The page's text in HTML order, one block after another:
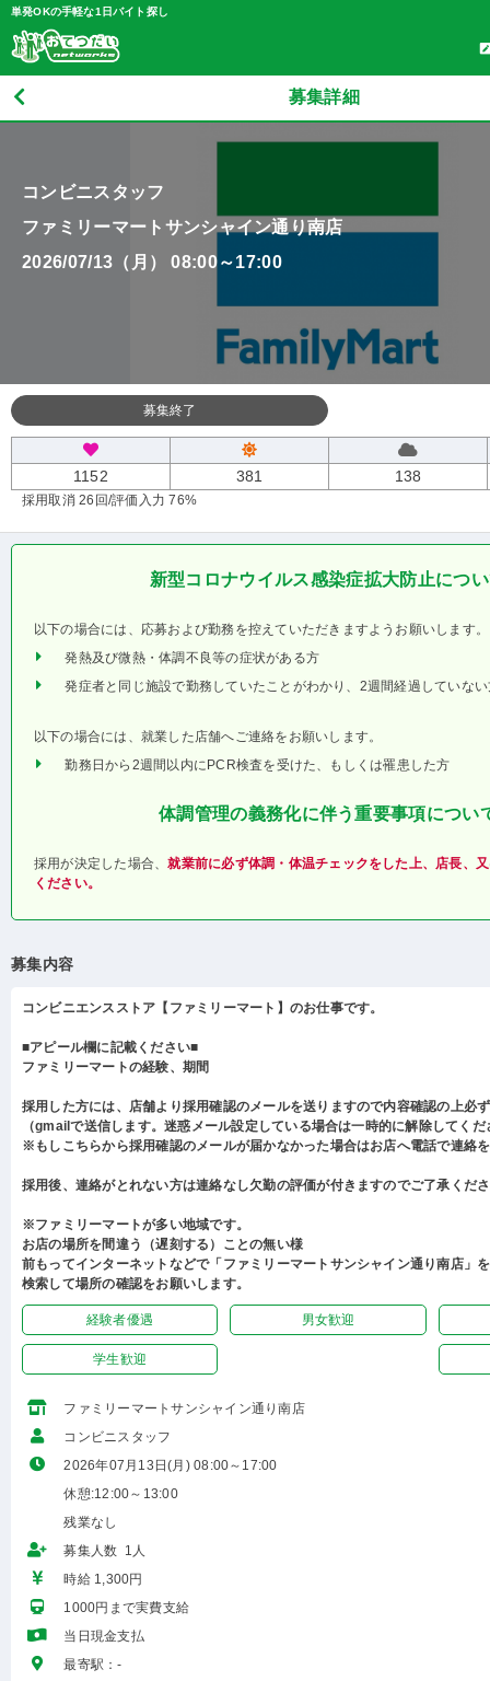
単発OKの手軽な1日バイト探し
募集詳細
コンビニスタッフ
ファミリーマートサンシャイン通り南店
2026/07/13（月） 08:00～17:00
募集終了
1152 381 138
採用取消 26回/評価入力 76%
新型コロナウイルス感染症拡大防止につ
以下の場合には、応募および勤務を控えていただきますようお願いします。
発熱及び微熱・体調不良等の症状がある方
発症者と同じ施設で勤務していたことがわかり、2週間経過していな
以下の場合には、就業した店舗へご連絡をお願いします。
勤務日から2週間以内にPCR検査を受けた、もしくは罹患した方
体調管理の義務化に伴う重要事項につい
採用が決定した場合、就業前に必ず体調・体温チェックをした上、店長、
ください。
募集内容
コンビニエンスストア【ファミリーマート】のお仕事です。
■アピール欄に記載ください■
ファミリーマートの経験、期間
採用した方には、店舗より採用確認のメールを送りますので内容確認の上必
（gmailで送信します。迷惑メール設定している場合は一時的に解除してくだ
※もしこちらから採用確認のメールが届かなかった場合はお店へ電話で連絡
採用後、連絡がとれない方は連絡なし欠勤の評価が付きますのでご了承くだ
※ファミリーマートが多い地域です。
お店の場所を間違う（遅刻する）ことの無い様
前もってインターネットなどで「ファミリーマートサンシャイン通り南店」を
検索して場所の確認をお願いします。
経験者優遇 男女歓迎
学生歓迎
ファミリーマートサンシャイン通り南店
コンビニスタッフ
2026年07月13日(月) 08:00～17:00
休憩:12:00～13:00
残業なし
募集人数 1人
時給 1,300円
1000円まで実費支給
当日現金支払
最寄駅：-